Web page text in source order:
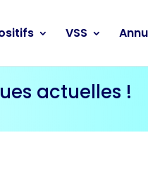
VSS
actuelles !